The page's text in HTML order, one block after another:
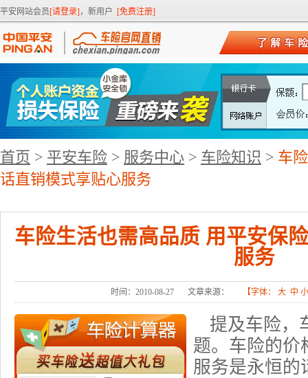
平安网站会员[请登录] ，新用户 [免费注册]
首页 > 平安车险 > 服务中心 > 车险知识 > 车
话直销模式享贴心服务
车险生活也需高品质 用平安保
服务
时间：2010-08-27 文章来源： 【字体： 大 中 小
提及车险，
题。车险的价
服务是永恒的